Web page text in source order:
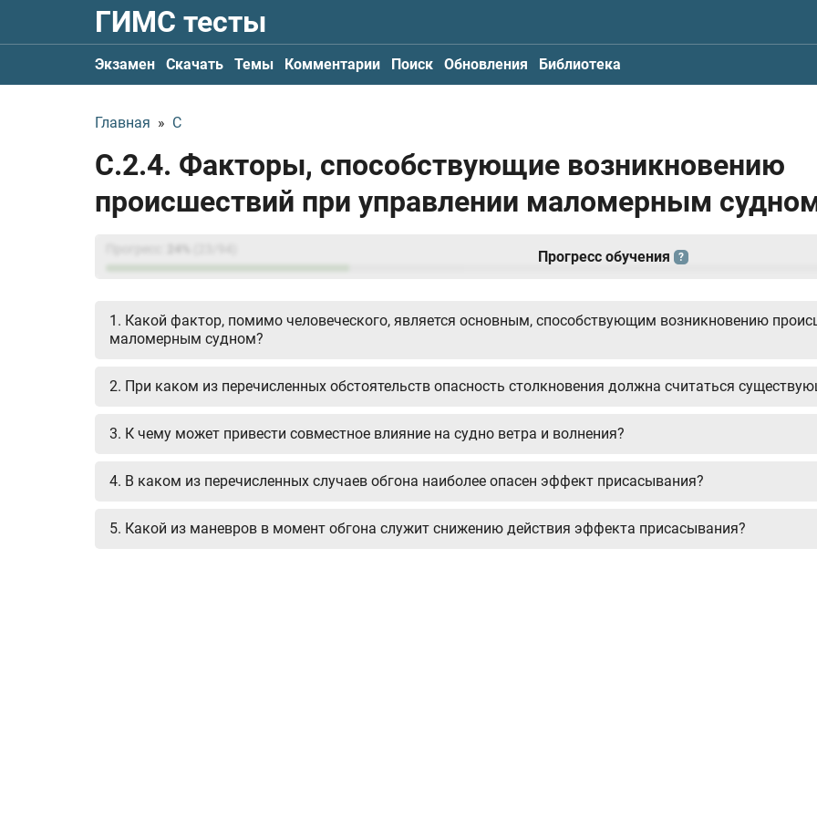
ГИМС тесты
Экзамен Скачать Темы Комментарии Поиск Обновления Библиотека
Главная » С
С.2.4. Факторы, способствующие возникновению
происшествий при управлении маломерным
Прогресс обучения ?
1. Какой фактор, помимо человеческого, является основным, способствующим возникновению
маломерным судном?
2. При каком из перечисленных обстоятельств опасность столкновения должна считаться
3. К чему может привести совместное влияние на судно ветра и волнения?
4. В каком из перечисленных случаев обгона наиболее опасен эффект присасывания?
5. Какой из маневров в момент обгона служит снижению действия эффекта присасывания?